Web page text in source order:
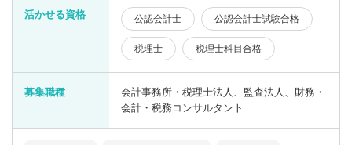
活かせる資格 公認会計士 公認会計士試験合格
税理士 税理士科目合格
募集職種
会計事務所・税理士法人、監査法人、財務・
会計・税務コンサルタント